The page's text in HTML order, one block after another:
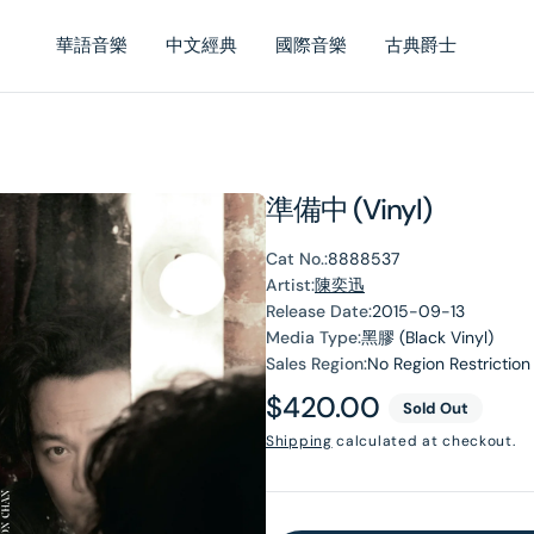
華語音樂 中文經典 國際音樂 古典爵士
準備中 (Vinyl)
Cat No.:8888537
Artist:陳奕迅
Release Date:2015-09-13
Media Type:黑膠 (Black Vinyl)
Sales Region:No Region Restriction
Regular
price
$420.00 Sold Out
Shipping calculated at checkout.